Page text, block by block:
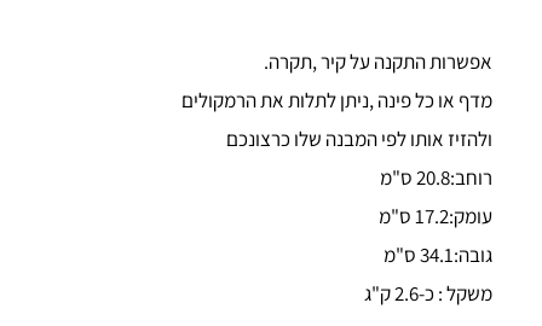
אפשרות התקנה על קיר ,תקרה.
מדף או כל פינה ,ניתן לתלות את הרמקולים
ולהזיז אותו לפי המבנה שלו כרצונכם
רוחב:20.8 ס"מ
עומק:17.2 ס"מ
גובה:34.1 ס"מ
משקל : כ-2.6 ק"ג